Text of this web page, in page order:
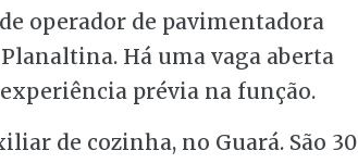
operador de pavimentadora
Há uma vaga aberta
prévia na função.
de cozinha, no Guará. São 30